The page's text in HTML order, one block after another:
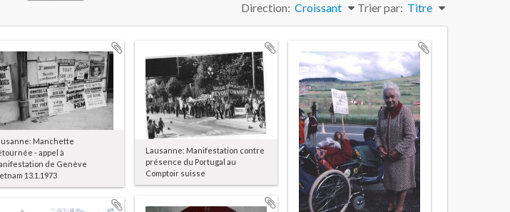
Trier par: Titre
Direction: Croissant
Manchette
- appel à
de Genève
13.1.1973
Lausanne: Manifestation contre
présence du Portugal au
Comptoir suisse